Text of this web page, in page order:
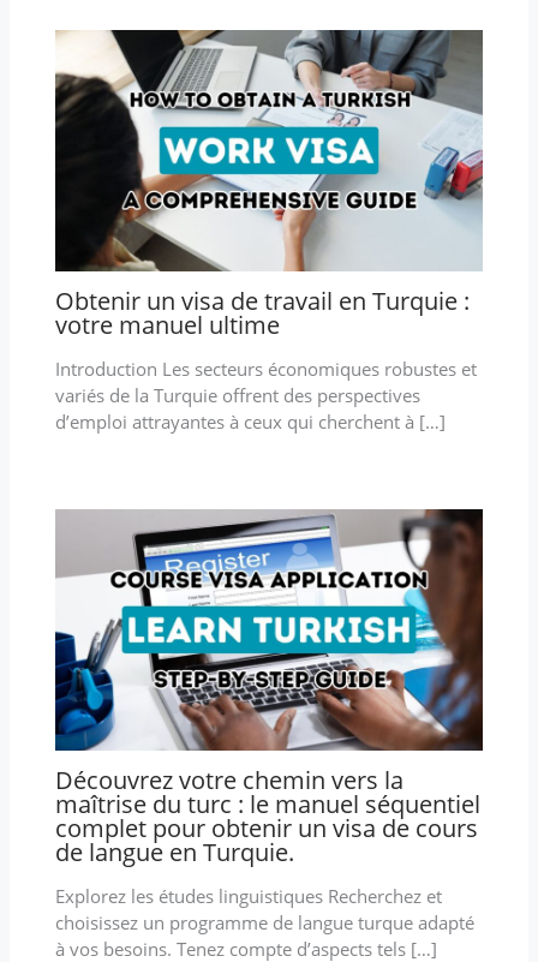
Obtenir un visa de travail en Turquie :
votre manuel ultime
Introduction Les secteurs économiques robustes et
variés de la Turquie offrent des perspectives
d’emploi attrayantes à ceux qui cherchent à […]
Découvrez votre chemin vers la
maîtrise du turc : le manuel séquentiel
complet pour obtenir un visa de cours
de langue en Turquie.
Explorez les études linguistiques Recherchez et
choisissez un programme de langue turque adapté
à vos besoins. Tenez compte d’aspects tels […]